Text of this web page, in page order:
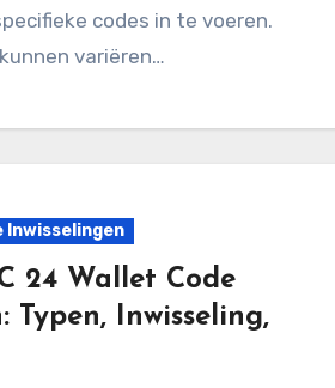
codes in te voeren.
variëren…
24 Wallet Code
Typen, Inwisseling,